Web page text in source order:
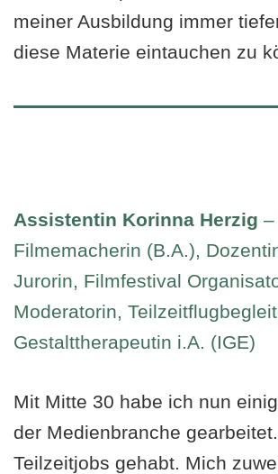
meiner Ausbildung immer
diese Materie eintauchen zu
Assistentin Korinna Herzig –
Filmemacherin (B.A.),
Jurorin, Filmfestival
Moderatorin,
Gestalttherapeutin i.A. (IGE)
Mit Mitte 30 habe ich nun
der Medienbranche
Teilzeitjobs gehabt. Mich